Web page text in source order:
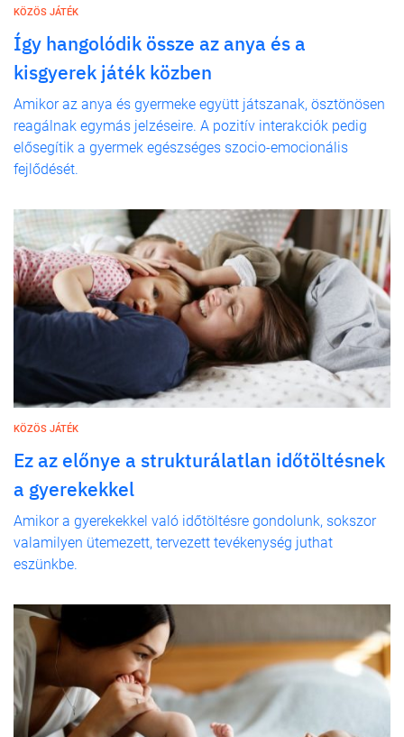
KÖZÖS JÁTÉK
Így hangolódik össze az anya és a
kisgyerek játék közben
Amikor az anya és gyermeke együtt játszanak, ösztönösen
reagálnak egymás jelzéseire. A pozitív interakciók pedig
elősegítik a gyermek egészséges szocio-emocionális
fejlődését.
KÖZÖS JÁTÉK
Ez az előnye a strukturálatlan időtöltésnek
a gyerekekkel
Amikor a gyerekekkel való időtöltésre gondolunk, sokszor
valamilyen ütemezett, tervezett tevékenység juthat
eszünkbe.